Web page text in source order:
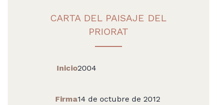
CARTA DEL PAISAJE DEL
PRIORAT
Inicio2004
Firma14 de octubre de 2012